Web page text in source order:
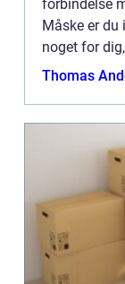
forbindelse
Måske er du
noget for
at skifte dit
Thomas